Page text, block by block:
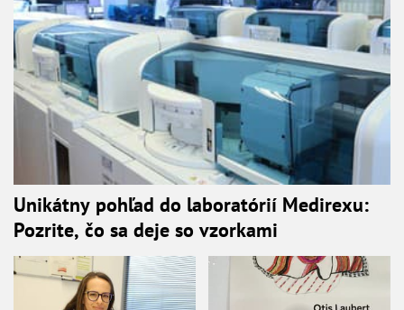
Unikátny pohľad do laboratórií Medirexu:
Pozrite, čo sa deje so vzorkami